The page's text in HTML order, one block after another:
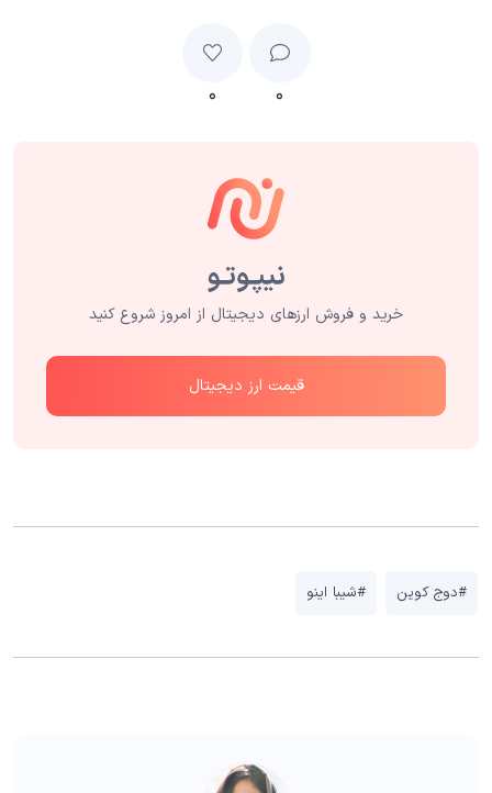
۰ ۰
خرید و فروش ارزهای دیجیتال از امروز شروع کنید
قیمت ارز دیجیتال
#دوج کوین #شیبا اینو